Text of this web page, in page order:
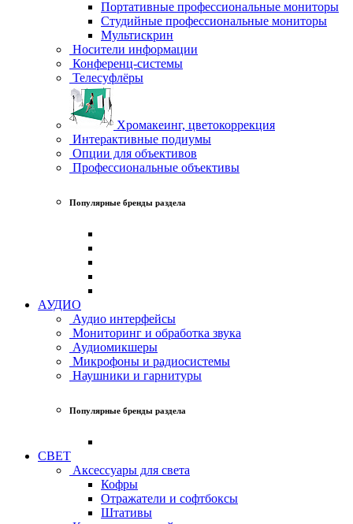
Портативные профессиональные мониторы
Студийные профессиональные мониторы
Мультискрин
Носители информации
Конференц-системы
Телесуфлёры
Хромакеинг, цветокоррекция
Интерактивные подиумы
Опции для объективов
Профессиональные объективы
Популярные бренды раздела
АУДИО
Аудио интерфейсы
Мониторинг и обработка звука
Аудиомикшеры
Микрофоны и радиосистемы
Наушники и гарнитуры
Популярные бренды раздела
СВЕТ
Аксессуары для света
Кофры
Отражатели и софтбоксы
Штативы